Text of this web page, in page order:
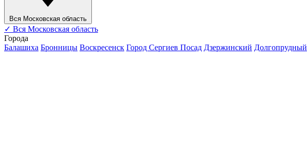
Вся Московская область
✓ Вся Московская область
Города
Балашиха Бронницы Воскресенск Город Сергиев Посад Дзержинский Долгопрудный